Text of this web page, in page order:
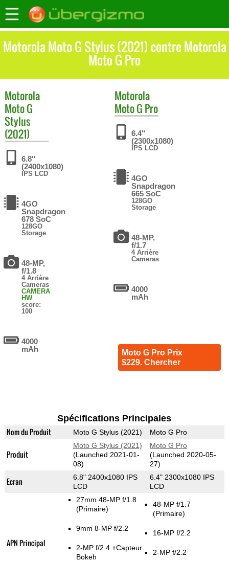
Motorola Moto G Stylus (2021) contre Motorola
Moto G Pro
Motorola
Moto G
Stylus
(2021)
6.8"
(2400x1080)
IPS LCD
4GO
Snapdragon
678 SoC
128GO
Storage
48-MP,
f/1.8
4 Arrière
Cameras
CAMERA
HW
score:
100
4000
mAh
Motorola
Moto G Pro
6.4"
(2300x1080)
IPS LCD
4GO
Snapdragon
665 SoC
128GO
Storage
48-MP,
f/1.7
4 Arrière
Cameras
4000
mAh
Moto G Pro Prix
$229. Chercher
Spécifications Principales
Nom du Produit Moto G Stylus (2021) Moto G Pro
Produit
Moto G Stylus (2021)
(Launched 2021-01-
08)
Moto G Pro
(Launched 2020-05-
27)
Ecran
6.8" 2400x1080 IPS
LCD
6.4" 2300x1080 IPS
LCD
APN Principal
27mm 48-MP f/1.8
(Primaire)
9mm 8-MP f/2.2
2-MP f/2.4 +Capteur
Bokeh
48-MP f/1.7
(Primaire)
16-MP f/2.2
2-MP f/2.2